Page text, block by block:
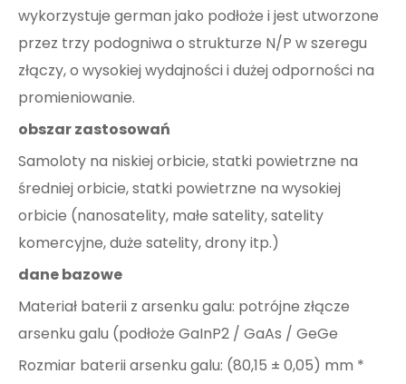
wykorzystuje german jako podłoże i jest utworzone
przez trzy podogniwa o strukturze N/P w szeregu
złączy, o wysokiej wydajności i dużej odporności na
promieniowanie.
obszar zastosowań
Samoloty na niskiej orbicie, statki powietrzne na
średniej orbicie, statki powietrzne na wysokiej
orbicie (nanosatelity, małe satelity, satelity
komercyjne, duże satelity, drony itp.)
dane bazowe
Materiał baterii z arsenku galu: potrójne złącze
arsenku galu (podłoże GaInP2 / GaAs / GeGe
Rozmiar baterii arsenku galu: (80,15 ± 0,05) mm *